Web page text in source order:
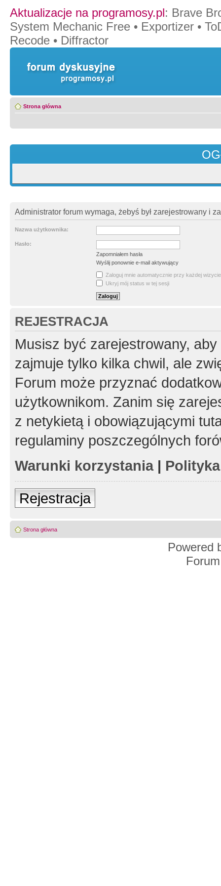
Aktualizacje na programosy.pl: Brave
System Mechanic Free • Exportizer •
Recode • Diffractor
Strona główna
Administrator forum wymaga, żebyś był zarejestrowany i
Nazwa użytkownika:
Hasło:
Zapomniałem hasła
Wyślij ponownie e-mail aktywujący
Zaloguj mnie automatycznie przy każdej wizycie
Ukryj mój status w tej sesji
REJESTRACJA
Musisz być zarejestrowany,
zajmuje tylko kilka chwil, ale
Forum może przyznać
użytkownikom. Zanim się
z netykietą i obowiązującymi
regulaminy poszczególnych
Warunki korzystania|
Rejestracja
Strona główna
Powered